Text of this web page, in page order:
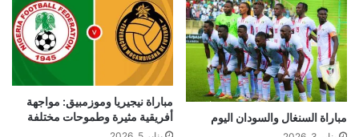
مباراة السنغال والسودان اليوم
مباراة نيجيريا وموزمبيق: مواجهة
أفريقية مثيرة وطموحات مختلفة